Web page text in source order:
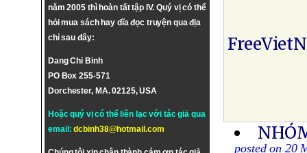
năm 2005 thì hoàn tất tập IV. Quý vị có thể
hỏi mua sách hay dĩa đọc truyện qua địa
chỉ sau đây:
Dang Chi Binh
PO Box 255-571
Dorchester, MA. 02125, USA
Hoặc quý vị có thể liên lạc với tác giả qua
email:dcbinh38@hotmail.com